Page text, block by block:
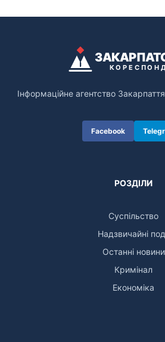
Інформаційне агентство
Facebook
РОЗДІЛИ
Суспільство
Надзвичайні
Останні новини
Кримінал
Економіка